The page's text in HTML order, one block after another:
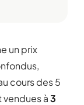
un prix
cours des 5
vendues à3